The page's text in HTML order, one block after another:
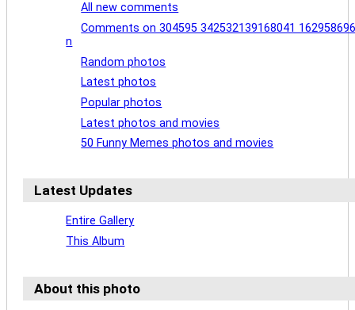
All new comments
Comments on 304595 342532139168041
n
Random photos
Latest photos
Popular photos
Latest photos and movies
50 Funny Memes photos and movies
Latest Updates
Entire Gallery
This Album
About this photo